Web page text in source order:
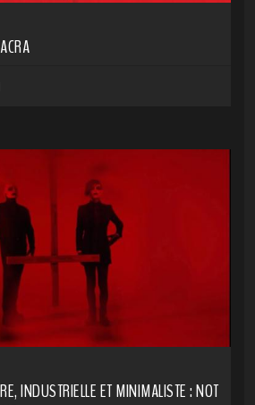
INDUSTRIELLE ET MINIMALISTE : NOT